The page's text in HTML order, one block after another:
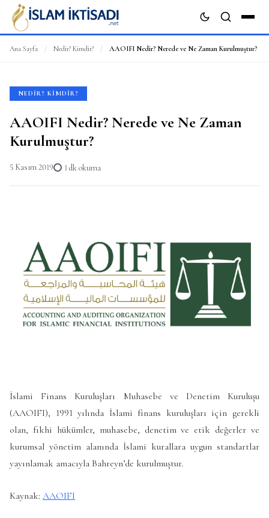
Ana Sayfa / Nedir? Kimdir? / AAOIFI Nedir? Nerede ve Ne Zaman Kurulmuştur?
NEDIR? KIMDIR?
AAOIFI Nedir? Nerede ve Ne Zaman
Kurulmuştur?
5 Kasım 2019 1 dk okuma
İslami Finans Kuruluşları Muhasebe ve Denetim Kuruluşu
(AAOIFI), 1991 yılında İslami finans kuruluşları için gerekli
olan, fıkhi hükümler, muhasebe, denetim ve etik değerler ve
kurumsal yönetim alanında İslami kurallara uygun standartlar
yayınlamak amacıyla Bahreyn’de kurulmuştur.
Kaynak: AAOIFI